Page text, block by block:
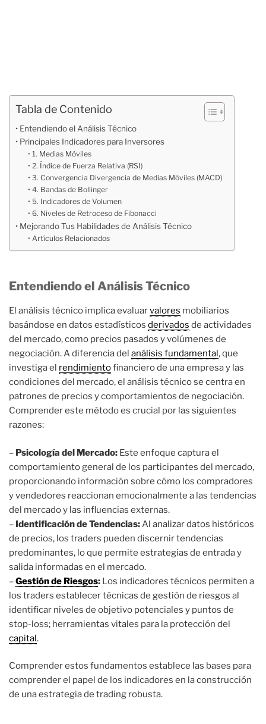
Tabla de Contenido
Entendiendo el Análisis Técnico
Principales Indicadores para Inversores
1. Medias Móviles
2. Índice de Fuerza Relativa (RSI)
3. Convergencia Divergencia de Medias Móviles (MACD)
4. Bandas de Bollinger
5. Indicadores de Volumen
6. Niveles de Retroceso de Fibonacci
Mejorando Tus Habilidades de Análisis Técnico
Artículos Relacionados
Entendiendo el Análisis Técnico
El análisis técnico implica evaluarvalores mobiliarios
basándose en datos estadísticos derivados de actividades
del mercado, como precios pasados y volúmenes de
negociación. A diferencia del análisis fundamental, que
investiga el rendimientofinanciero de una empresa y las
condiciones del mercado, el análisis técnico se centra en
patrones de precios y comportamientos de negociación.
Comprender este método es crucial por las siguientes
razones:
– Psicología del Mercado: Este enfoque captura el
comportamiento general de los participantes del mercado,
proporcionando información sobre cómo los compradores
y vendedores reaccionan emocionalmente a las tendencias
del mercado y las influencias externas.
– Identificación de Tendencias:Al analizar datos históricos
de precios, los traders pueden discernir tendencias
predominantes, lo que permite estrategias de entrada y
salida informadas en el mercado.
–Gestión de Riesgos: Los indicadores técnicos permiten a
los traders establecer técnicas de gestión de riesgos al
identificar niveles de objetivo potenciales y puntos de
stop-loss; herramientas vitales para la protección del
capital.
Comprender estos fundamentos establece las bases para
comprender el papel de los indicadores en la construcción
de una estrategia de trading robusta.